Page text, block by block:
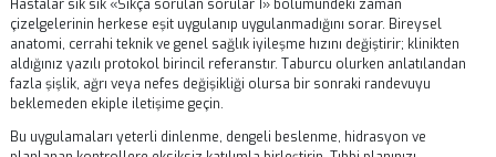
Bu uygulamaları yeterli dinlenme, dengeli beslenme, hidrasyon ve
planlanan kontrollere eksiksiz katılımla birleştirin. Tıbbi planınızı
internetteki genel tavsiyelerle veya başka hastaların deneyimleriyle
değiştirmeyin.Gıdı lazer lipolizveGıdı Lazer Lipolizgibi ilişkili
bütünleşik bakım ve şeffaf iletişimden fayda görür. «Beslenme ve